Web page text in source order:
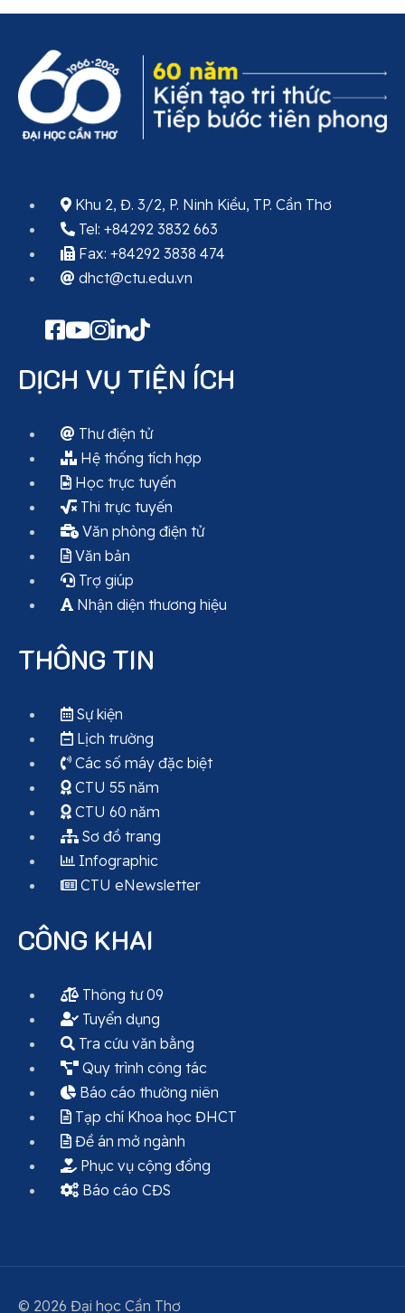
Khu 2, Đ. 3/2, P. Ninh Kiều, TP. Cần Thơ
Tel: +84292 3832 663
Fax: +84292 3838 474
dhct@ctu.edu.vn
DỊCH VỤ TIỆN ÍCH
Thư điện tử
Hệ thống tích hợp
Học trực tuyến
Thi trực tuyến
Văn phòng điện tử
Văn bản
Trợ giúp
Nhận diện thương hiệu
THÔNG TIN
Sự kiện
Lịch trường
Các số máy đặc biệt
CTU 55 năm
CTU 60 năm
Sơ đồ trang
Infographic
CTU eNewsletter
CÔNG KHAI
Thông tư 09
Tuyển dụng
Tra cứu văn bằng
Quy trình công tác
Báo cáo thường niên
Tạp chí Khoa học ĐHCT
Đề án mở ngành
Phục vụ cộng đồng
Báo cáo CĐS
© 2026 Đại học Cần Thơ